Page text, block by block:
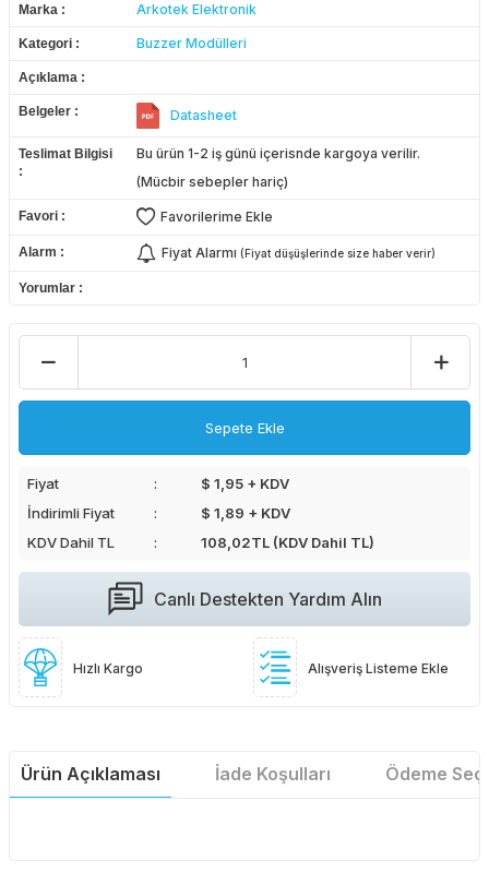
Marka Arkotek Elektronik
Kategori Buzzer Modülleri
Açıklama
Belgeler Datasheet
Teslimat Bilgisi
Bu ürün 1-2 iş günü içerisnde kargoya verilir.
(Mücbir sebepler hariç)
Favori Favorilerime Ekle
Alarm Fiyat Alarmı (Fiyat düşüşlerinde size haber verir)
Yorumlar
Sepete Ekle
Fiyat
$ 1,95 + KDV
İndirimli Fiyat
$ 1,89 + KDV
KDV Dahil TL
108,02TL (KDV Dahil TL)
Canlı Destekten Yardım Alın
Hızlı Kargo Alışveriş Listeme Ekle
Ürün Açıklaması İade Koşulları Ödeme